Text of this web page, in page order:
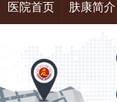
医院首页 肤康简介